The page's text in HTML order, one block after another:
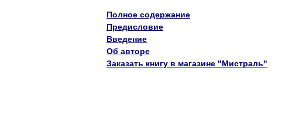
Полное содержание
Предисловие
Введение
Об авторе
Заказать книгу в магазине "Мистраль"